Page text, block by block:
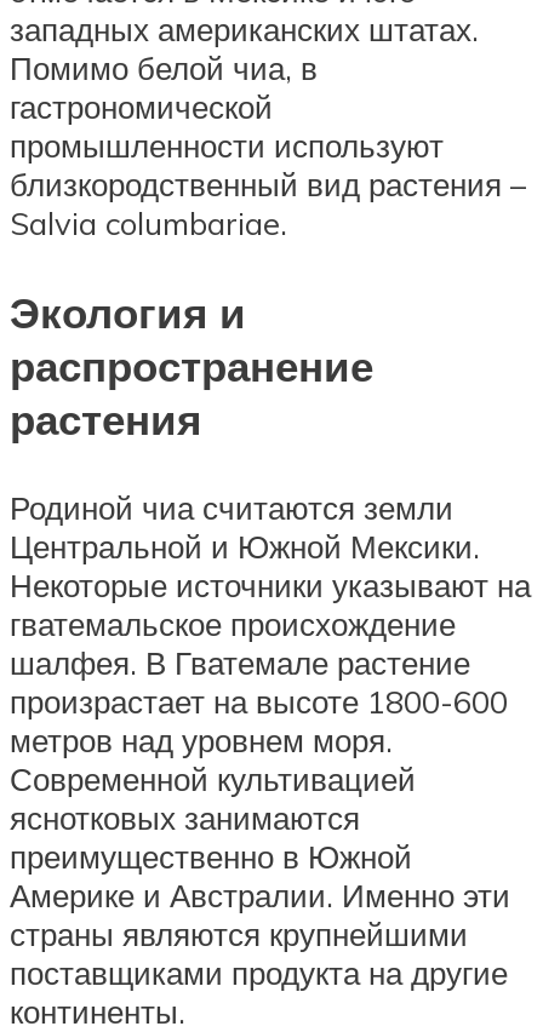
западных американских штатах.
Помимо белой чиа, в
гастрономической
промышленности используют
близкородственный вид растения –
Salvia columbariae.
Экология и
распространение
растения
Родиной чиа считаются земли
Центральной и Южной Мексики.
Некоторые источники указывают на
гватемальское происхождение
шалфея. В Гватемале растение
произрастает на высоте 1800-600
метров над уровнем моря.
Современной культивацией
яснотковых занимаются
преимущественно в Южной
Америке и Австралии. Именно эти
страны являются крупнейшими
поставщиками продукта на другие
континенты.